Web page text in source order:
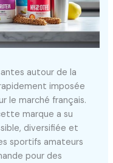
autour de la
imposée
le marché français.
marque a su
diversifiée et
sportifs amateurs
pour des